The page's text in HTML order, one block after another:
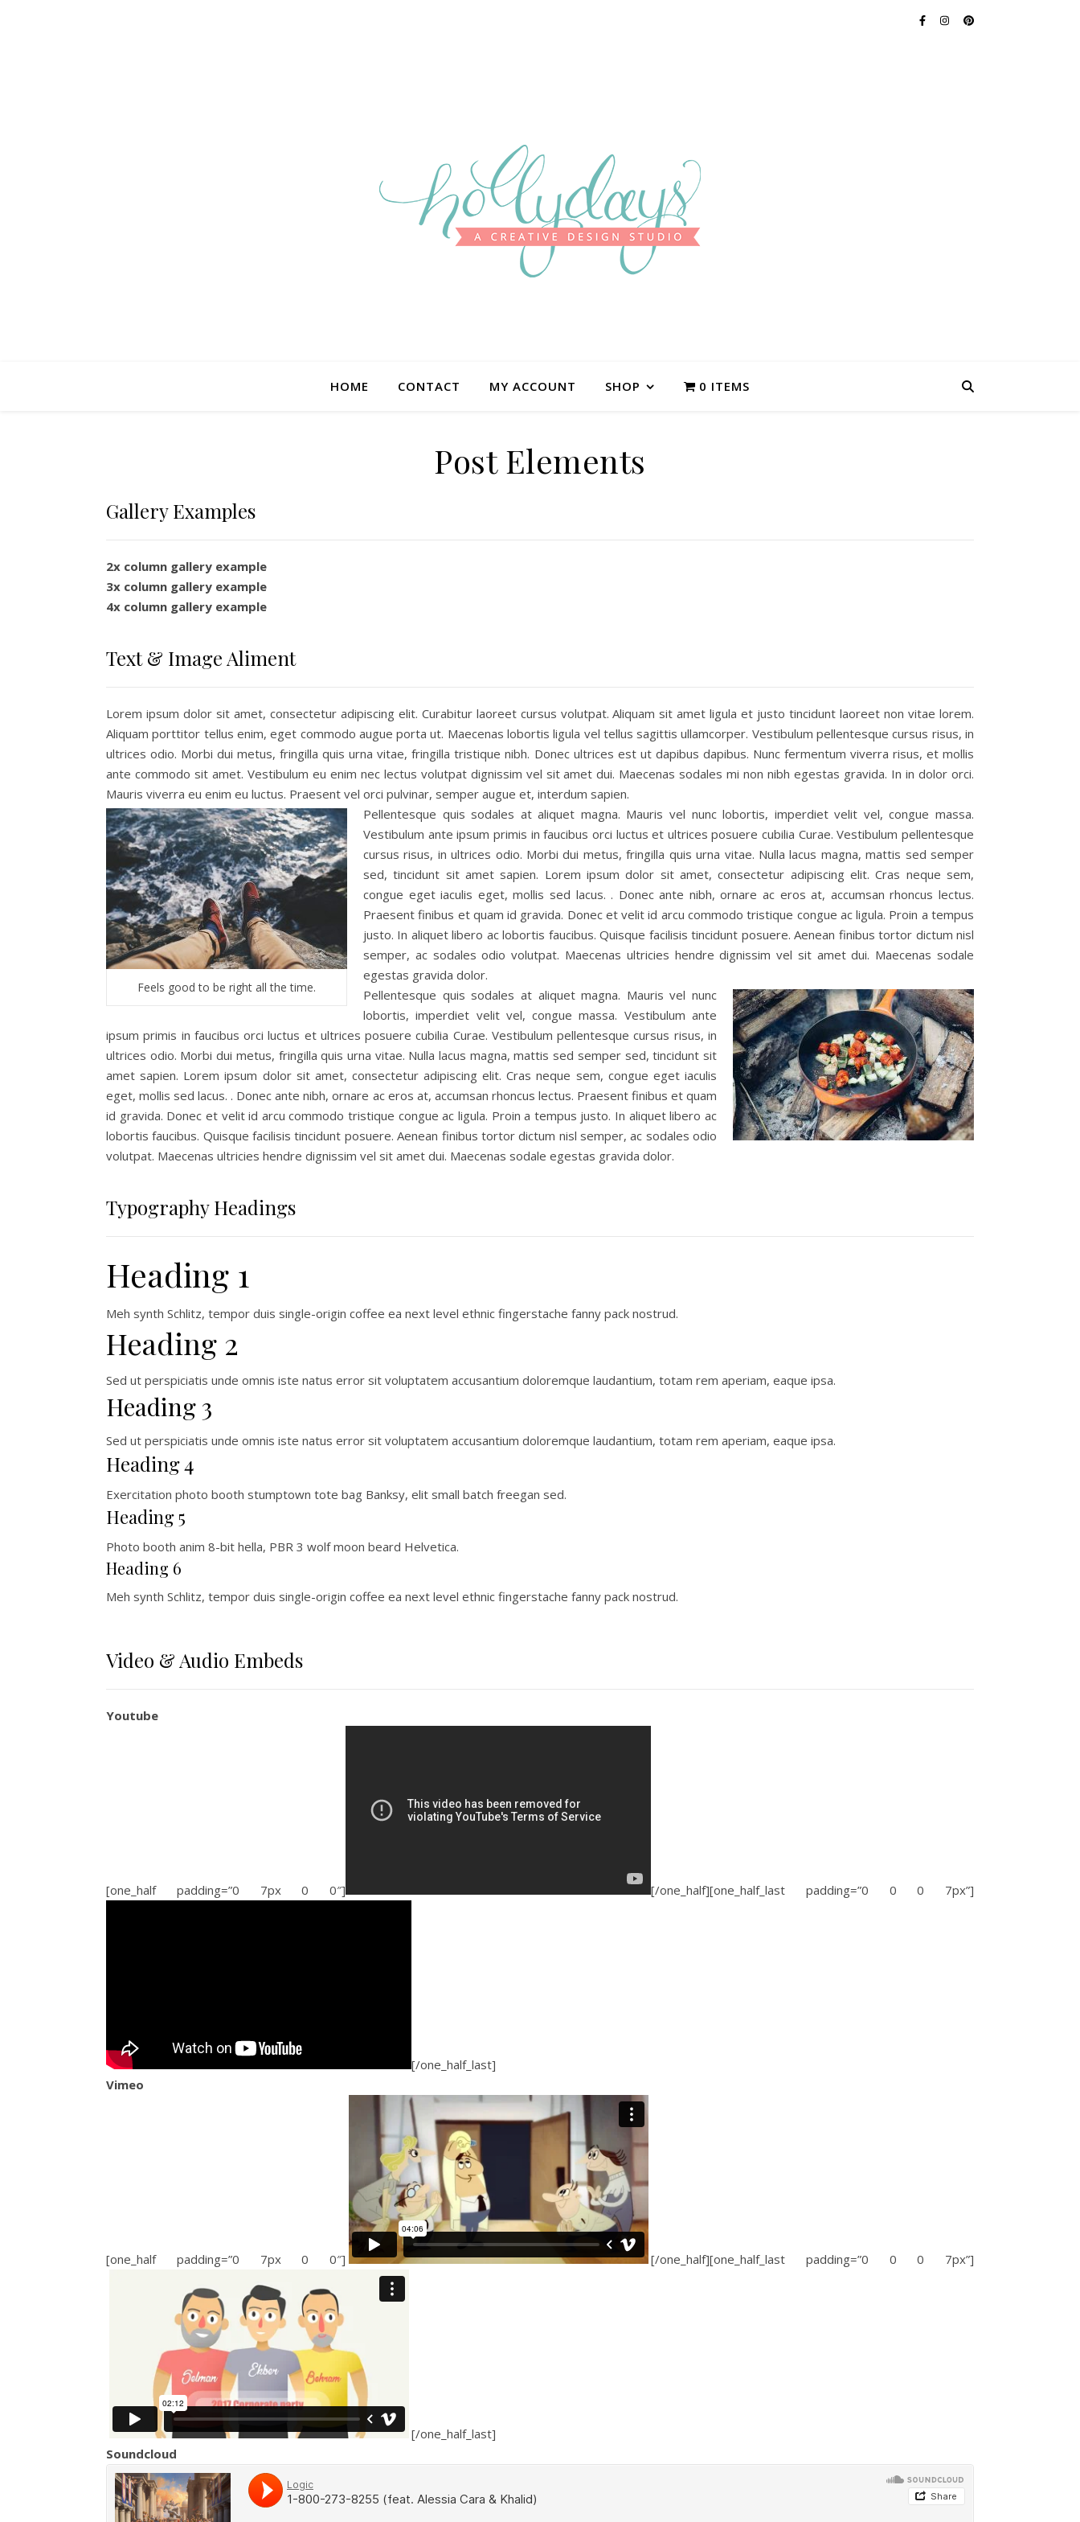
HOME CONTACT MY ACCOUNT SHOP 0 ITEMS
Post Elements
Gallery Examples
2x column gallery example
3x column gallery example
4x column gallery example
Text & Image Aliment
Lorem ipsum dolor sit amet, consectetur adipiscing elit. Curabitur laoreet cursus volutpat. Aliquam sit amet ligula et justo tincidunt laoreet non vitae lorem.
Aliquam porttitor tellus enim, eget commodo augue porta ut. Maecenas lobortis ligula vel tellus sagittis ullamcorper. Vestibulum pellentesque cursus risus, in
ultrices odio. Morbi dui metus, fringilla quis urna vitae, fringilla tristique nibh. Donec ultrices est ut dapibus dapibus. Nunc fermentum viverra risus, et mollis
ante commodo sit amet. Vestibulum eu enim nec lectus volutpat dignissim vel sit amet dui. Maecenas sodales mi non nibh egestas gravida. In in dolor orci.
Mauris viverra eu enim eu luctus. Praesent vel orci pulvinar, semper augue et, interdum sapien.
Feels good to be right all the time.
Pellentesque quis sodales at aliquet magna. Mauris vel nunc lobortis, imperdiet velit vel, congue massa.
Vestibulum ante ipsum primis in faucibus orci luctus et ultrices posuere cubilia Curae. Vestibulum pellentesque
cursus risus, in ultrices odio. Morbi dui metus, fringilla quis urna vitae. Nulla lacus magna, mattis sed semper
sed, tincidunt sit amet sapien. Lorem ipsum dolor sit amet, consectetur adipiscing elit. Cras neque sem,
congue eget iaculis eget, mollis sed lacus. . Donec ante nibh, ornare ac eros at, accumsan rhoncus lectus.
Praesent finibus et quam id gravida. Donec et velit id arcu commodo tristique congue ac ligula. Proin a tempus
justo. In aliquet libero ac lobortis faucibus. Quisque facilisis tincidunt posuere. Aenean finibus tortor dictum nisl
semper, ac sodales odio volutpat. Maecenas ultricies hendre dignissim vel sit amet dui. Maecenas sodale
egestas gravida dolor.
Pellentesque quis sodales at aliquet magna. Mauris vel nunc
lobortis, imperdiet velit vel, congue massa. Vestibulum ante
ipsum primis in faucibus orci luctus et ultrices posuere cubilia Curae. Vestibulum pellentesque cursus risus, in
ultrices odio. Morbi dui metus, fringilla quis urna vitae. Nulla lacus magna, mattis sed semper sed, tincidunt sit
amet sapien. Lorem ipsum dolor sit amet, consectetur adipiscing elit. Cras neque sem, congue eget iaculis
eget, mollis sed lacus. . Donec ante nibh, ornare ac eros at, accumsan rhoncus lectus. Praesent finibus et quam
id gravida. Donec et velit id arcu commodo tristique congue ac ligula. Proin a tempus justo. In aliquet libero ac
lobortis faucibus. Quisque facilisis tincidunt posuere. Aenean finibus tortor dictum nisl semper, ac sodales odio
volutpat. Maecenas ultricies hendre dignissim vel sit amet dui. Maecenas sodale egestas gravida dolor.
Typography Headings
Heading 1
Meh synth Schlitz, tempor duis single-origin coffee ea next level ethnic fingerstache fanny pack nostrud.
Heading 2
Sed ut perspiciatis unde omnis iste natus error sit voluptatem accusantium doloremque laudantium, totam rem aperiam, eaque ipsa.
Heading 3
Sed ut perspiciatis unde omnis iste natus error sit voluptatem accusantium doloremque laudantium, totam rem aperiam, eaque ipsa.
Heading 4
Exercitation photo booth stumptown tote bag Banksy, elit small batch freegan sed.
Heading 5
Photo booth anim 8-bit hella, PBR 3 wolf moon beard Helvetica.
Heading 6
Meh synth Schlitz, tempor duis single-origin coffee ea next level ethnic fingerstache fanny pack nostrud.
Video & Audio Embeds
Youtube
[one_half padding=”0 7px 0 0″] [/one_half][one_half_last padding=”0 0 0 7px”]
[/one_half_last]
Vimeo
[one_half padding=”0 7px 0 0″] [/one_half][one_half_last padding=”0 0 0 7px”]
[/one_half_last]
Soundcloud